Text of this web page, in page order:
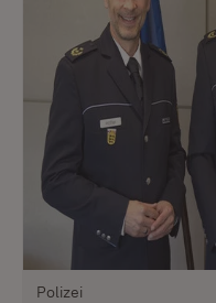
Polizei